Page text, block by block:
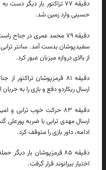
دقیقه ۷۷ تراکتور بار
حسینی وارد زمین شد.
دقیقه ۷۹ محمد عمری در
سفیدپوشان بدست آمد. سانتر
از بالای دروازه میزبان عبور کرد.
دقیقه ۸۱ قرمزپوشان
ارسال ریکاردو دفع و بازی را به
دقیقه ۸۳ حرکت خوب
ارسال مهدی ترابی با ضربه پورعلی
ادامه، داور بازی را متوقف کرد.
دقیقه ۸۵ قرمزپوشان بار
اختیار بیرانوند قرار گرفت.